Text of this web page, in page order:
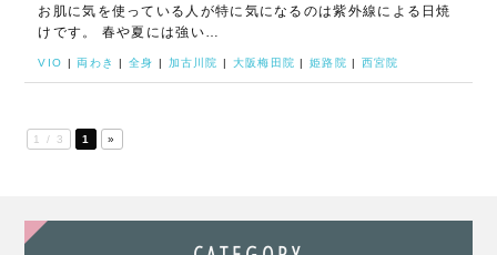
お肌に気を使っている人が特に気になるのは紫外線による日焼
けです。 春や夏には強い…
VIO 両わき |全身 加古川院 大阪梅田院 |姫路院 西宮院
1 / 3 1 »